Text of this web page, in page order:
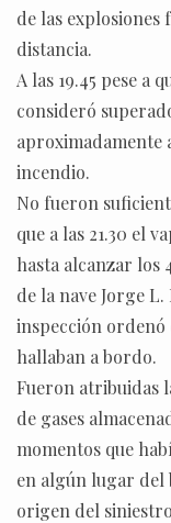
de las explosiones
distancia.
A las 19.45 pese a
consideró
aproximadamente
incendio.
No fueron
que a las 21.30 el
hasta alcanzar los
de la nave Jorge
inspección ordenó
hallaban a bordo.
Fueron atribuidas
de gases
momentos que
en algún lugar del
origen del